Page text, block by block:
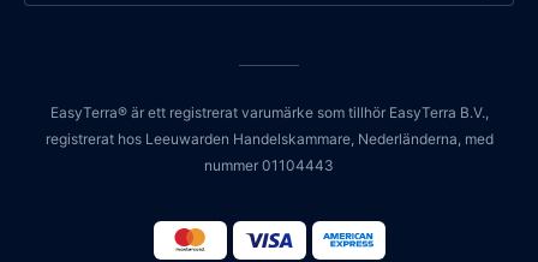
EasyTerra® är ett registrerat varumärke som tillhör EasyTerra B.V.,
registrerat hos Leeuwarden Handelskammare, Nederländerna, med
nummer 01104443